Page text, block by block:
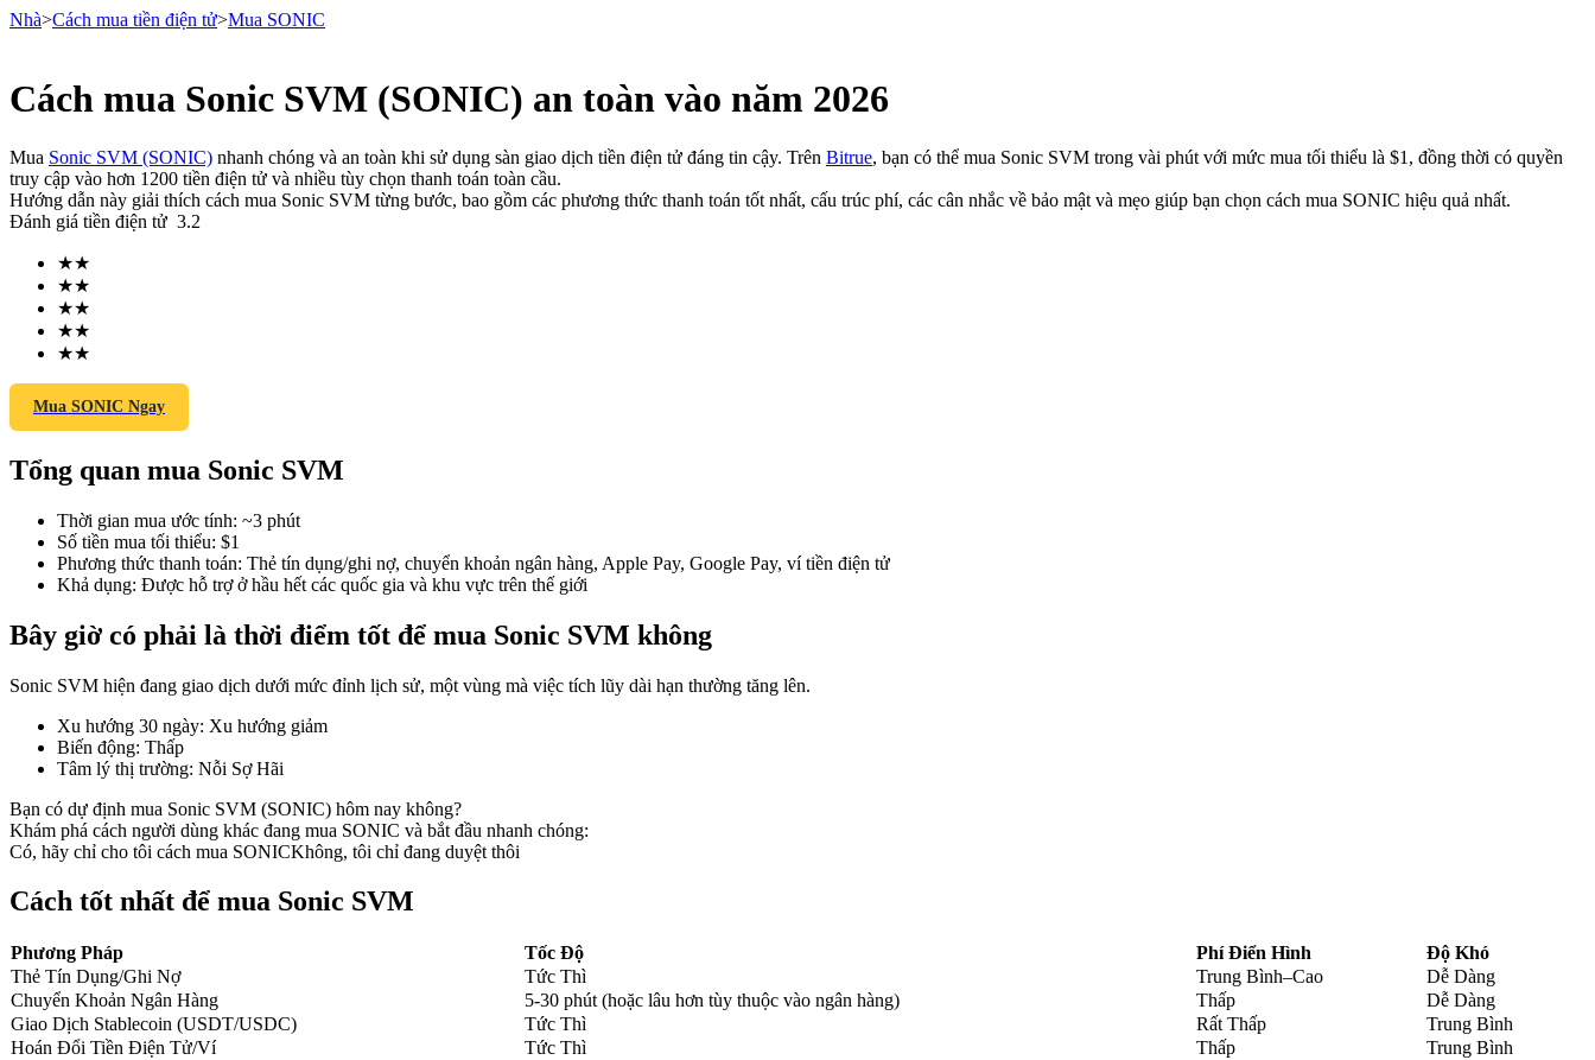
Hợp đồng tương lai
USDT Futures
Futures sử dụng USDT làm tài sản thế chấp
COIN-M Futures
Futures sử dụng token làm tài sản thế chấp
TradFi
Phái sinh cổ phiếu, ngoại hối, kim loại quý và hàng hóa
USDC Futures vĩnh cửu
Nhà>Cách mua tiền điện tử>Mua SONIC
Cách mua Sonic SVM (SONIC) an toàn vào năm 2026
Mua Sonic SVM (SONIC) nhanh chóng và an toàn khi sử dụng sàn giao dịch tiền điện tử đáng tin cậy. Trên Bitrue, bạn có thể mua Sonic SVM trong vài phút với mức mua tối thiểu là $1, đồng thời có quyền
truy cập vào hơn 1200 tiền điện tử và nhiều tùy chọn thanh toán toàn cầu.
Hướng dẫn này giải thích cách mua Sonic SVM từng bước, bao gồm các phương thức thanh toán tốt nhất, cấu trúc phí, các cân nhắc về bảo mật và mẹo giúp bạn chọn cách mua SONIC hiệu quả nhất.
Đánh giá tiền điện tử 3.2
★★
★★
★★
★★
★★
Mua SONIC Ngay
Tổng quan mua Sonic SVM
Thời gian mua ước tính: ~3 phút
Số tiền mua tối thiểu: $1
Phương thức thanh toán: Thẻ tín dụng/ghi nợ, chuyển khoản ngân hàng, Apple Pay, Google Pay, ví tiền điện tử
Khả dụng: Được hỗ trợ ở hầu hết các quốc gia và khu vực trên thế giới
Bây giờ có phải là thời điểm tốt để mua Sonic SVM không
Sonic SVM hiện đang giao dịch dưới mức đỉnh lịch sử, một vùng mà việc tích lũy dài hạn thường tăng lên.
Xu hướng 30 ngày: Xu hướng giảm
Biến động: Thấp
Tâm lý thị trường: Nỗi Sợ Hãi
Bạn có dự định mua Sonic SVM (SONIC) hôm nay không?
Khám phá cách người dùng khác đang mua SONIC và bắt đầu nhanh chóng:
Có, hãy chỉ cho tôi cách mua SONICKhông, tôi chỉ đang duyệt thôi
Cách tốt nhất để mua Sonic SVM
Phương Pháp Tốc Độ Phí Điển Hình
Độ Khó
Thẻ Tín Dụng/Ghi Nợ
Tức Thì Trung Bình–Cao
Dễ Dàng
Chuyển Khoản Ngân Hàng
5-30 phút (hoặc lâu hơn tùy thuộc vào ngân hàng) Thấp
Dễ Dàng
Giao Dịch Stablecoin (USDT/USDC)
Tức Thì Rất Thấp
Trung Bình
Hoán Đổi Tiền Điện Tử/Ví
Tức Thì Thấp Trung Bình